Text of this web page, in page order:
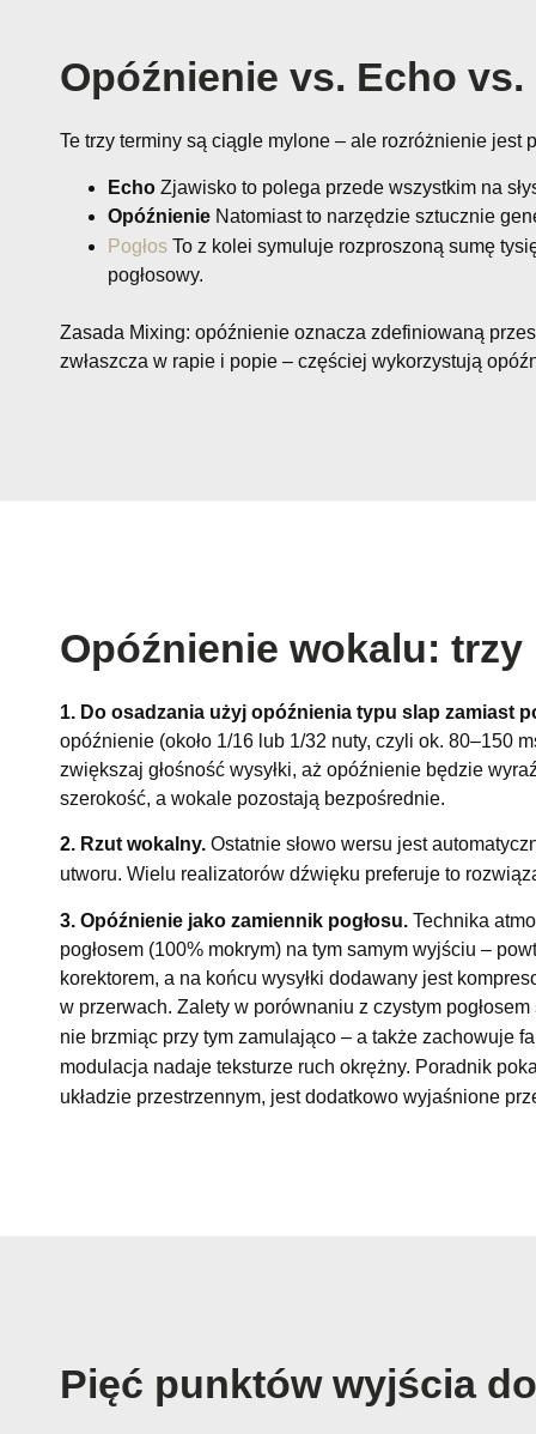
Opóźnienie vs. Echo vs.
Te trzy terminy są ciągle mylone – ale rozróżnienie jest
Echo Zjawisko to polega przede wszystkim na
Opóźnienie Natomiast to narzędzie sztucznie
Pogłos To z kolei symuluje rozproszoną sumę
pogłosowy.
Zasada Mixing: opóźnienie oznacza zdefiniowaną
zwłaszcza w rapie i popie – częściej wykorzystują
Opóźnienie wokalu:
1. Do osadzania użyj opóźnienia typu slap zamiast
opóźnienie (około 1/16 lub 1/32 nuty, czyli ok. 80–150
zwiększaj głośność wysyłki, aż opóźnienie będzie
szerokość, a wokale pozostają bezpośrednie.
2. Rzut wokalny. Ostatnie słowo wersu jest
utworu. Wielu realizatorów dźwięku preferuje to
3. Opóźnienie jako zamiennik pogłosu. Technika
pogłosem (100% mokrym) na tym samym wyjściu –
korektorem, a na końcu wysyłki dodawany jest
w przerwach. Zalety w porównaniu z czystym
nie brzmiąc przy tym zamulająco – a także zachowuje
modulacja nadaje teksturze ruch okrężny. Poradnik
układzie przestrzennym, jest dodatkowo wyjaśnione
Pięć punktów wyjścia